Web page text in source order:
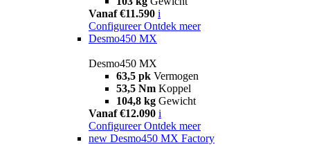
Vanaf €11.590 i
Configureer Ontdek meer
Desmo450 MX
Desmo450 MX
63,5 pk Vermogen
53,5 Nm Koppel
104,8 kg Gewicht
Vanaf €12.090 i
Configureer Ontdek meer
new Desmo450 MX Factory